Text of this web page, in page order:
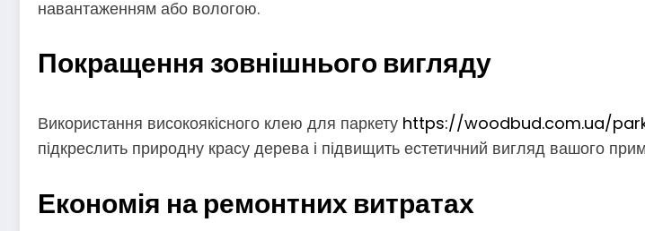
навантаженням або вологою.
Покращення зовнішнього вигляду
Використання високоякісного клею для паркету https://woodbud.com.ua/
підкреслить природну красу дерева і підвищить естетичний вигляд вашого
Економія на ремонтних витратах